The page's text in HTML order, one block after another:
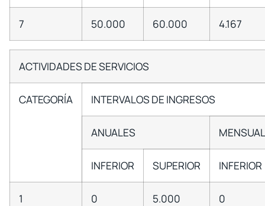
7 50.000 60.000 4.167
ACTIVIDADES DE SERVICIOS
CATEGORÍA INTERVALOS DE INGRESOS
ANUALES
INFERIOR SUPERIOR INFERIOR
1 0 5.000 0